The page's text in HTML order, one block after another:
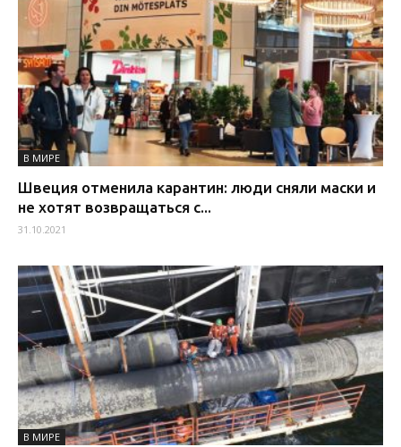
В МИРЕ
Швеция отменила карантин: люди сняли маски и
не хотят возвращаться с...
31.10.2021
В МИРЕ